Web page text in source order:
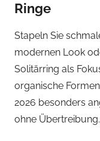
Ringe
Stapeln Sie
modernen Look
Solitärring als
organische
2026 besonders
ohne Übertreibung.